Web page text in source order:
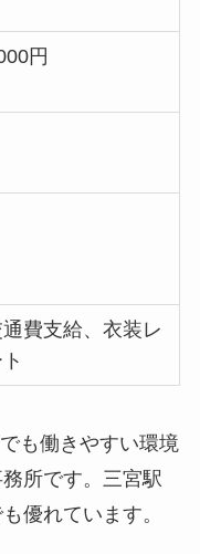
円
費支給、衣装レ
も働きやすい環境
所です。三宮駅
優れています。